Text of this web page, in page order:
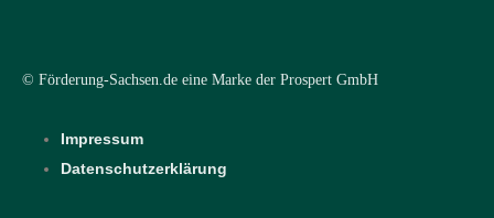
© Förderung-Sachsen.de eine Marke der Prospert GmbH
Impressum
Datenschutzerklärung